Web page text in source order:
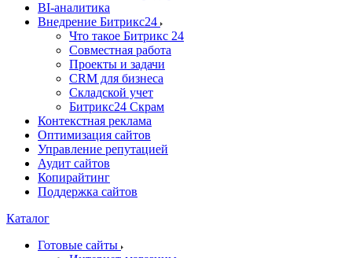
BI-аналитика
Внедрение Битрикс24
Что такое Битрикс 24
Совместная работа
Проекты и задачи
СRМ для бизнеса
Складской учет
Битрикс24 Скрам
Контекстная реклама
Оптимизация сайтов
Управление репутацией
Аудит сайтов
Копирайтинг
Поддержка сайтов
Каталог
Готовые сайты